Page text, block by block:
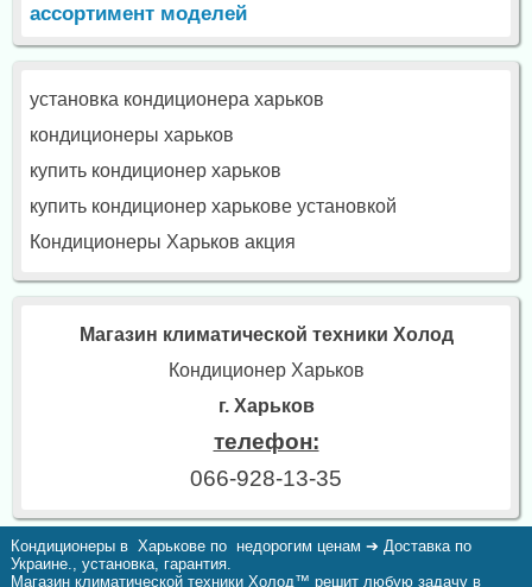
ассортимент моделей
установка кондиционера харьков
кондиционеры харьков
купить кондиционер харьков
купить кондиционер харькове установкой
Кондиционеры Харьков акция
Магазин климатической техники Холод
Кондиционер Харьков
г. Харьков
телефон:
066-928-13-35
Кондиционеры в Харькове по недорогим ценам ➔ Доставка по
Украине., установка, гарантия.
Магазин климатической техники Холод™ решит любую задачу в